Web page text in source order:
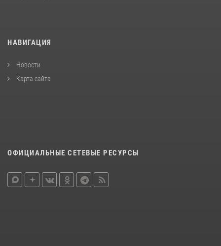
НАВИГАЦИЯ
Новости
Карта сайта
ОФИЦИАЛЬНЫЕ СЕТЕВЫЕ РЕСУРСЫ